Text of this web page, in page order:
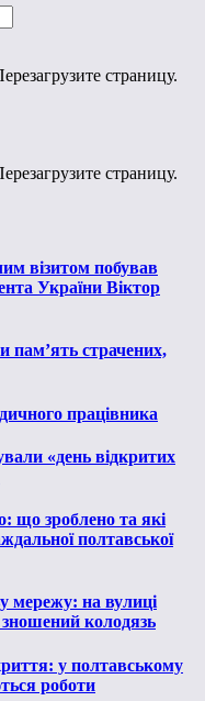
страницу.
страницу.
візитом побував
України Віктор
пам’ять страчених,
працівника
«день відкритих
що зроблено та які
полтавської
мережу: на вулиці
колодязь
у полтавському
роботи